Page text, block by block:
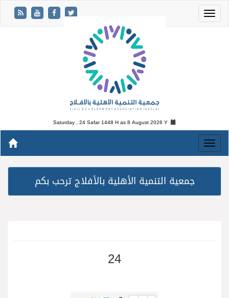
Saturday , 24 Safar 1448 H as8 August 2026 Y
جمعية التنمية الأهلية بالأفلاج ترحب بكم
24